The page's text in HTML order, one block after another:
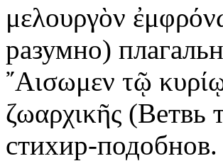
μελουργὸν
разумно)
῎Αισωμεν τῷ
ζωαρχικῆς (Ветвь
стихир-подобнов.